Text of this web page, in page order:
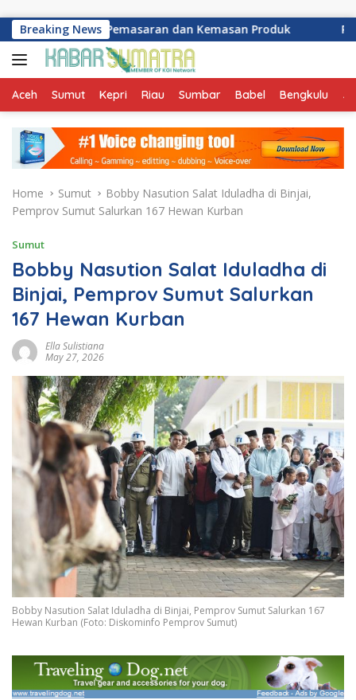
Breaking News
untuk Pemasaran dan Kemasan Produk Potensi
Aceh Sumut Kepri Riau Sumbar Babel Bengkulu
Home Sumut
Bobby Nasution Salat Iduladha di Binjai,
Pemprov Sumut Salurkan 167 Hewan Kurban
Sumut
Bobby Nasution Salat Iduladha di
Binjai, Pemprov Sumut Salurkan
167 Hewan Kurban
Ella Sulistiana
May 27, 2026
Bobby Nasution Salat Iduladha di Binjai, Pemprov Sumut Salurkan 167
Hewan Kurban (Foto: Diskominfo Pemprov Sumut)